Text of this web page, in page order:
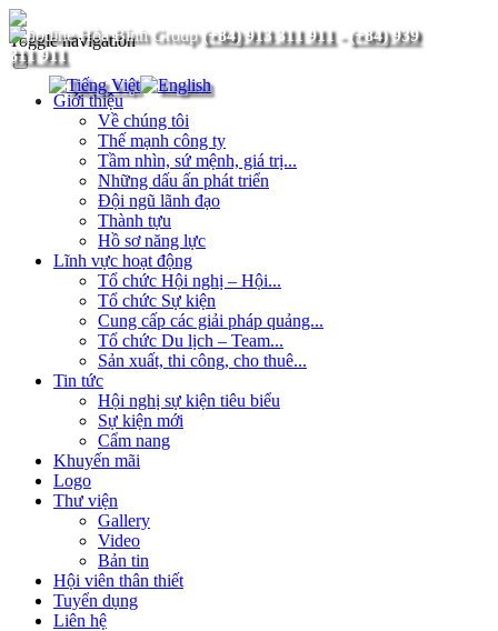
(+84) 913 311 911- (+84) 939
311 911
Toggle navigation
Giới thiệu
Về chúng tôi
Thế mạnh công ty
Tầm nhìn, sứ mệnh, giá trị...
Những dấu ấn phát triển
Đội ngũ lãnh đạo
Thành tựu
Hồ sơ năng lực
Lĩnh vực hoạt động
Tổ chức Hội nghị – Hội...
Tổ chức Sự kiện
Cung cấp các giải pháp quảng...
Tổ chức Du lịch – Team...
Sản xuất, thi công, cho thuê...
Tin tức
Hội nghị sự kiện tiêu biểu
Sự kiện mới
Cẩm nang
Khuyến mãi
Logo
Thư viện
Gallery
Video
Bản tin
Hội viên thân thiết
Tuyển dụng
Liên hệ